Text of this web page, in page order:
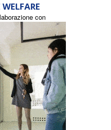
con